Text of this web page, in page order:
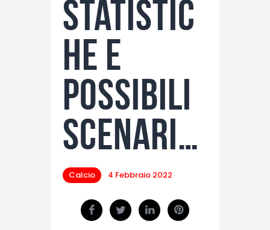
statistic
he e
possibili
scenari…
Calcio 4 Febbraio 2022